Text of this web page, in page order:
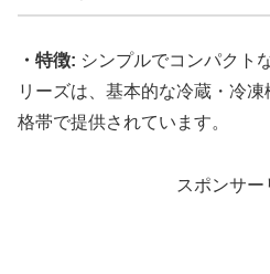
・特徴: シンプルでコンパクト
リーズは、基本的な冷蔵・冷
格帯で提供されています。
スポンサー